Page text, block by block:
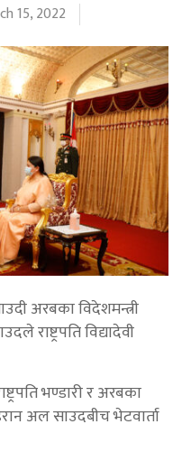
15, 2022
अरबका विदेशमन्त्री
विद्यादेवी
भण्डारी र अरबका
अल साउदबीच भेटवार्ता